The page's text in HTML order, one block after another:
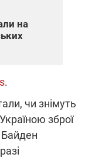
на
.
чи знімуть
зброї
Байден